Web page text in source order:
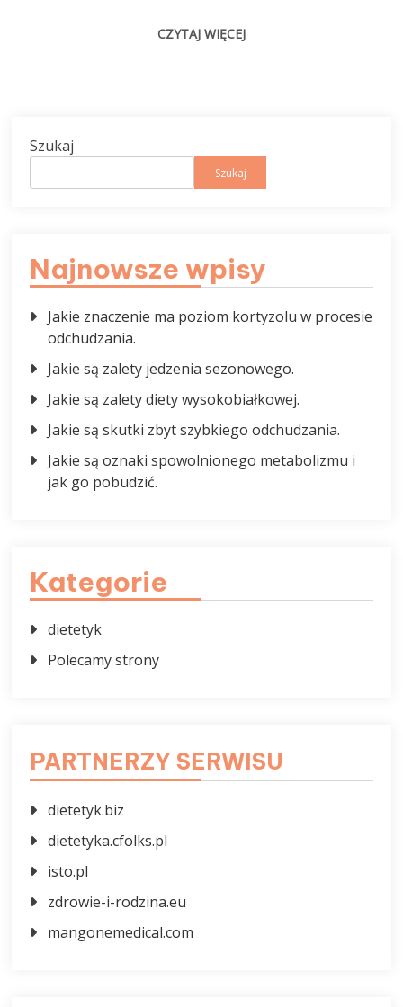
CZYTAJ WIĘCEJ
Szukaj
Szukaj
Najnowsze wpisy
Jakie znaczenie ma poziom kortyzolu w procesie
odchudzania.
Jakie są zalety jedzenia sezonowego.
Jakie są zalety diety wysokobiałkowej.
Jakie są skutki zbyt szybkiego odchudzania.
Jakie są oznaki spowolnionego metabolizmu i
jak go pobudzić.
Kategorie
dietetyk
Polecamy strony
PARTNERZY SERWISU
dietetyk.biz
dietetyka.cfolks.pl
isto.pl
zdrowie-i-rodzina.eu
mangonemedical.com